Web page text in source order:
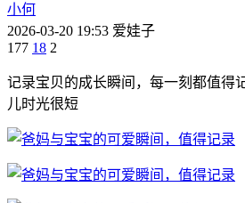
小何
2026-03-20 19:53 爱娃子
177 18 2
记录宝贝的成长瞬间，每一刻都值得
儿时光很短